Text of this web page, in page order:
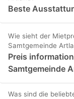
Beste
Wie sieht der
Samtgemeinde
Preis
Samtgemeinde
Was sind die